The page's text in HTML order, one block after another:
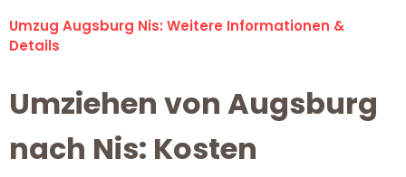
Umzug Augsburg Nis: Weitere Informationen &
Details
Umziehen von Augsburg
nach Nis: Kosten